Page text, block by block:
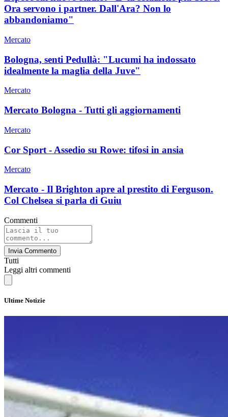
Ora servono i partner. Dall'Ara? Non lo
abbandoniamo"
Mercato
Bologna, senti Pedullà: "Lucumi ha indossato
idealmente la maglia della Juve"
Mercato
Mercato Bologna - Tutti gli aggiornamenti
Mercato
Cor Sport - Assedio su Rowe: tifosi in ansia
Mercato
Mercato - Il Brighton apre al prestito di Ferguson.
Col Chelsea si parla di Guiu
Commenti
Invia Commento
Tutti
Leggi altri commenti
Ultime Notizie